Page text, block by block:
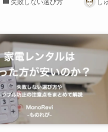
失敗しない選び方 し